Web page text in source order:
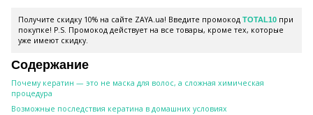
Получите скидку 10% на сайте ZAYA.ua! Введите промокод TOTAL10 при
покупке! P.S. Промокод действует на все товары, кроме тех, которые
уже имеют скидку.
Содержание
Почему кератин — это не маска для волос, а сложная химическая
процедура
Возможные последствия кератина в домашних условиях